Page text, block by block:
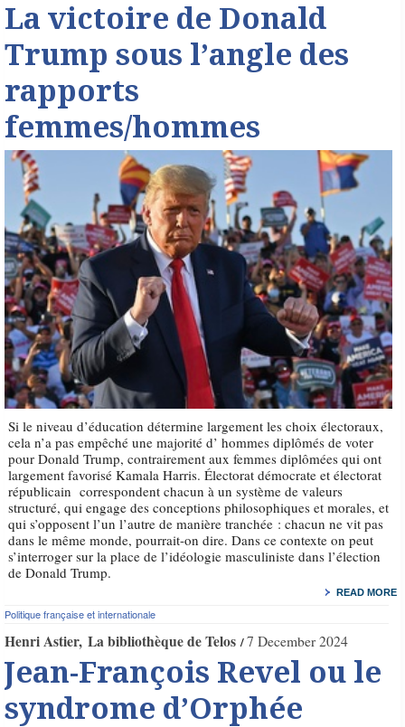
La victoire de Donald
Trump sous l’angle des
rapports
femmes/hommes
Si le niveau d’éducation détermine largement les choix électoraux,
cela n’a pas empêché une majorité d’ hommes diplômés de voter
pour Donald Trump, contrairement aux femmes diplômées qui ont
largement favorisé Kamala Harris. Électorat démocrate et électorat
républicain correspondent chacun à un système de valeurs
structuré, qui engage des conceptions philosophiques et morales, et
qui s’opposent l’un l’autre de manière tranchée : chacun ne vit pas
dans le même monde, pourrait-on dire. Dans ce contexte on peut
s’interroger sur la place de l’idéologie masculiniste dans l’élection
de Donald Trump.
READ MORE
Politique française et internationale
Henri Astier La bibliothèque de Telos 7 December 2024
Jean-François Revel ou le
syndrome d’Orphée